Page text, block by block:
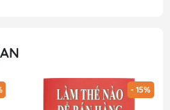
- 15%